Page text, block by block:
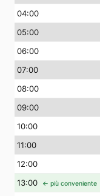
04:00
05:00
06:00
07:00
08:00
09:00
10:00
11:00
12:00
13:00 ← più conveniente